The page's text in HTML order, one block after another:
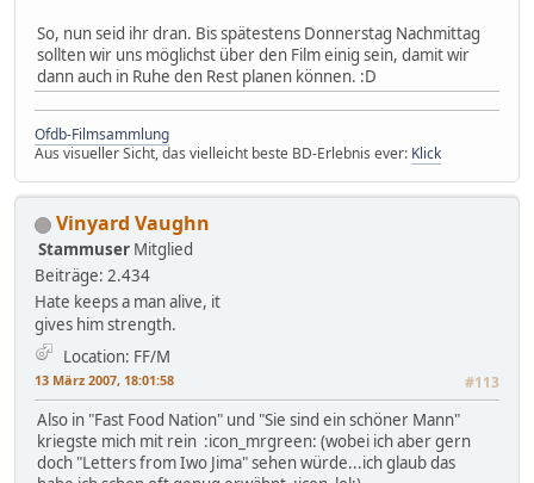
So, nun seid ihr dran. Bis spätestens Donnerstag Nachmittag
sollten wir uns möglichst über den Film einig sein, damit wir
dann auch in Ruhe den Rest planen können. :D
Ofdb-Filmsammlung
Aus visueller Sicht, das vielleicht beste BD-Erlebnis ever: Klick
Vinyard Vaughn
Stammuser Mitglied
Beiträge: 2.434
Hate keeps a man alive, it
gives him strength.
Location: FF/M
13 März 2007, 18:01:58 #113
Also in "Fast Food Nation" und "Sie sind ein schöner Mann"
kriegste mich mit rein :icon_mrgreen: (wobei ich aber gern
doch "Letters from Iwo Jima" sehen würde...ich glaub das